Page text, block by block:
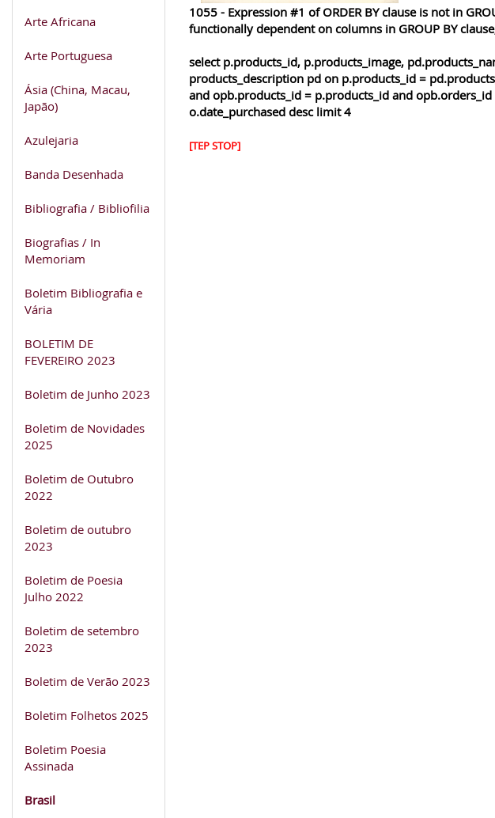
Arte Africana
Arte Portuguesa
Ásia (China, Macau,
Japão)
Azulejaria
Banda Desenhada
Bibliografia / Bibliofilia
Biografias / In
Memoriam
Boletim Bibliografia e
Vária
BOLETIM DE
FEVEREIRO 2023
Boletim de Junho 2023
Boletim de Novidades
2025
Boletim de Outubro
2022
Boletim de outubro
2023
Boletim de Poesia
Julho 2022
Boletim de setembro
2023
Boletim de Verão 2023
Boletim Folhetos 2025
Boletim Poesia
Assinada
Brasil
1055 - Expression #1 of ORDER BY clause is not in
functionally dependent on columns in GROUP BY
select p.products_id, p.products_image,
products_description pd on p.products_id =
and opb.products_id = p.products_id and
o.date_purchased desc limit 4
[TEP STOP]